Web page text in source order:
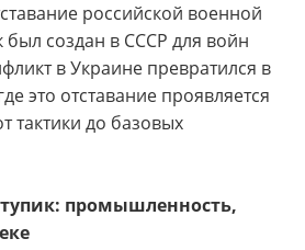
российской военной
создан в СССР для войн
в Украине превратился в
это отставание проявляется
тактики до базовых
промышленность,